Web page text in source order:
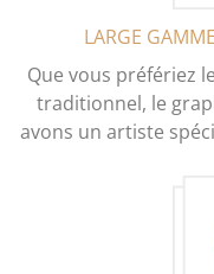
LARGE
Que vous préfériez
traditionnel, le
avons un artiste